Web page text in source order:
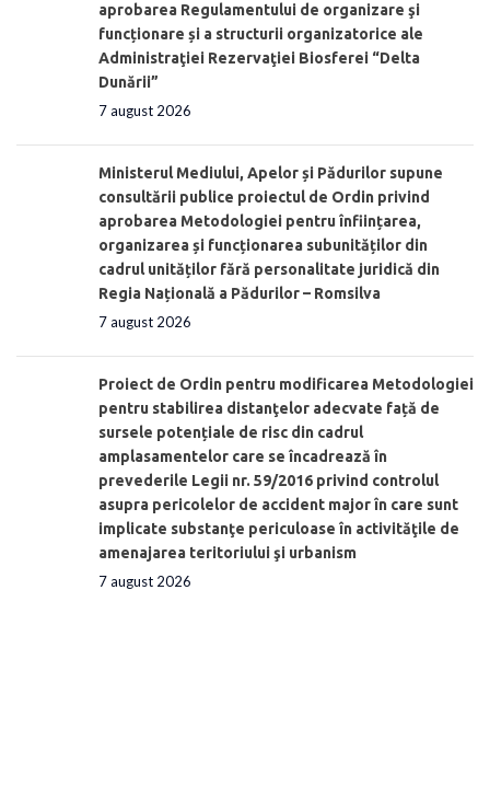
aprobarea Regulamentului de organizare şi
funcționare și a structurii organizatorice ale
Administraţiei Rezervaţiei Biosferei “Delta
Dunării”
7 august 2026
Ministerul Mediului, Apelor și Pădurilor supune
consultării publice proiectul de Ordin privind
aprobarea Metodologiei pentru înființarea,
organizarea și funcționarea subunităților din
cadrul unităților fără personalitate juridică din
Regia Națională a Pădurilor – Romsilva
7 august 2026
Proiect de Ordin pentru modificarea Metodologiei
pentru stabilirea distanţelor adecvate față de
sursele potențiale de risc din cadrul
amplasamentelor care se încadrează în
prevederile Legii nr. 59/2016 privind controlul
asupra pericolelor de accident major în care sunt
implicate substanţe periculoase în activităţile de
amenajarea teritoriului şi urbanism
7 august 2026